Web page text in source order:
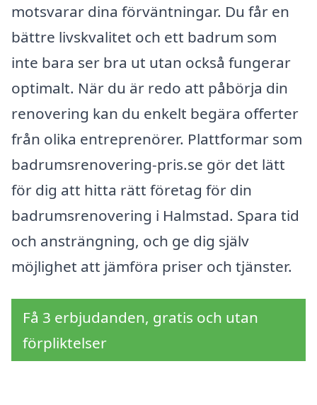
motsvarar dina förväntningar. Du får en
bättre livskvalitet och ett badrum som
inte bara ser bra ut utan också fungerar
optimalt. När du är redo att påbörja din
renovering kan du enkelt begära offerter
från olika entreprenörer. Plattformar som
badrumsrenovering-pris.se gör det lätt
för dig att hitta rätt företag för din
badrumsrenovering i Halmstad. Spara tid
och ansträngning, och ge dig själv
möjlighet att jämföra priser och tjänster.
Få 3 erbjudanden, gratis och utan
förpliktelser